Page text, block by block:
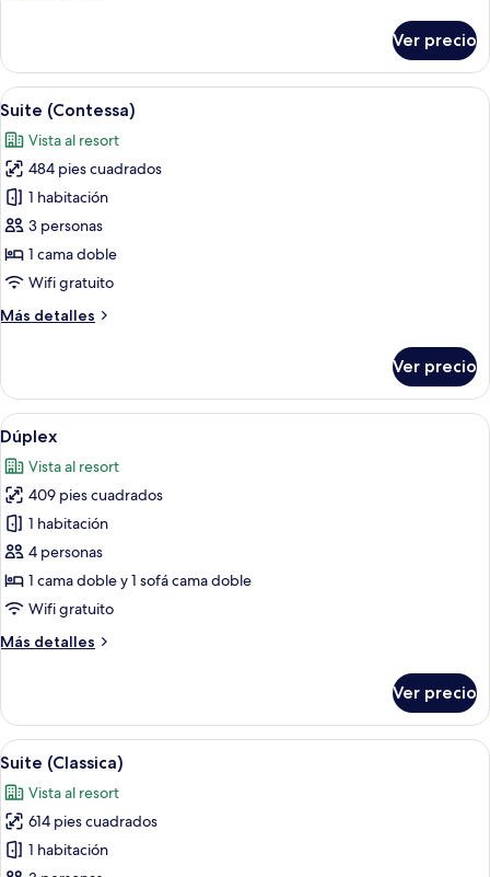
doble
Deluxe
(Flower)
Ver precio
Abrir
todas
las
fotos
de
Suite
(Contessa)
Un dormitorio con una cama
5
Suite (Contessa)
Vista al resort
484 pies cuadrados
1 habitación
3 personas
1 cama doble
Wifi gratuito
Más detalles
Más
(Contessa)
Ver precio
Abrir
todas
las
fotos
de
Dúplex
Una sala de estar moderna con un
7
Dúplex
Vista al resort
409 pies cuadrados
1 habitación
4 personas
1 cama doble y 1 sofá cama doble
Wifi gratuito
Más detalles
Más
Ver precio
Abrir
todas
las
fotos
de
Un dormitorio espacioso con una
5
Suite (Classica)
Vista al resort
614 pies cuadrados
1 habitación